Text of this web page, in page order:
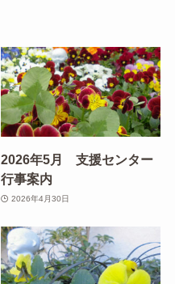
2026年5月 支援センター
行事案内
2026年4月30日